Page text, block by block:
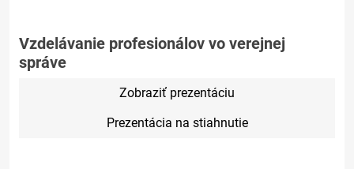
Vzdelávanie profesionálov vo verejnej
správe
Zobraziť prezentáciu
Prezentácia na stiahnutie